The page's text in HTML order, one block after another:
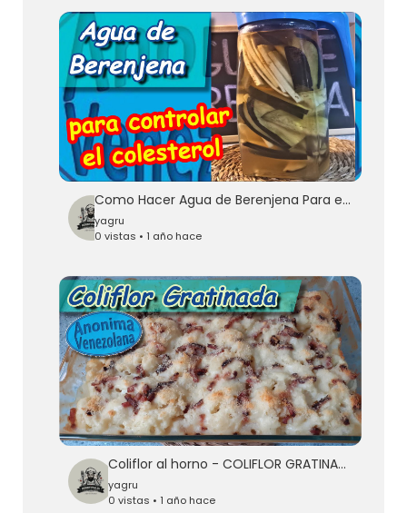
Como Hacer Agua de Berenjena Para el Colesterol - Agua de Berenjena Para Adelgazar
yagru
0 vistas • 1 año hace
Coliflor al horno - COLIFLOR GRATINADA - Receta fácil
yagru
0 vistas • 1 año hace